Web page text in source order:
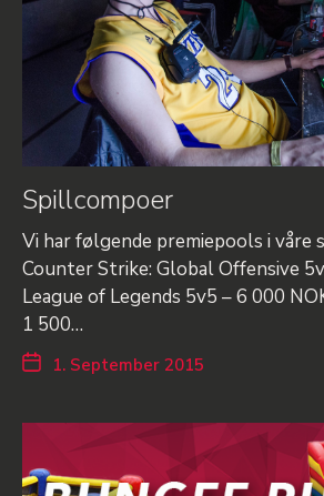
Spillcompoer
Vi har følgende premiepools i våre
Counter Strike: Global Offensive
League of Legends 5v5 – 6 000
1 500…
1. September 2015